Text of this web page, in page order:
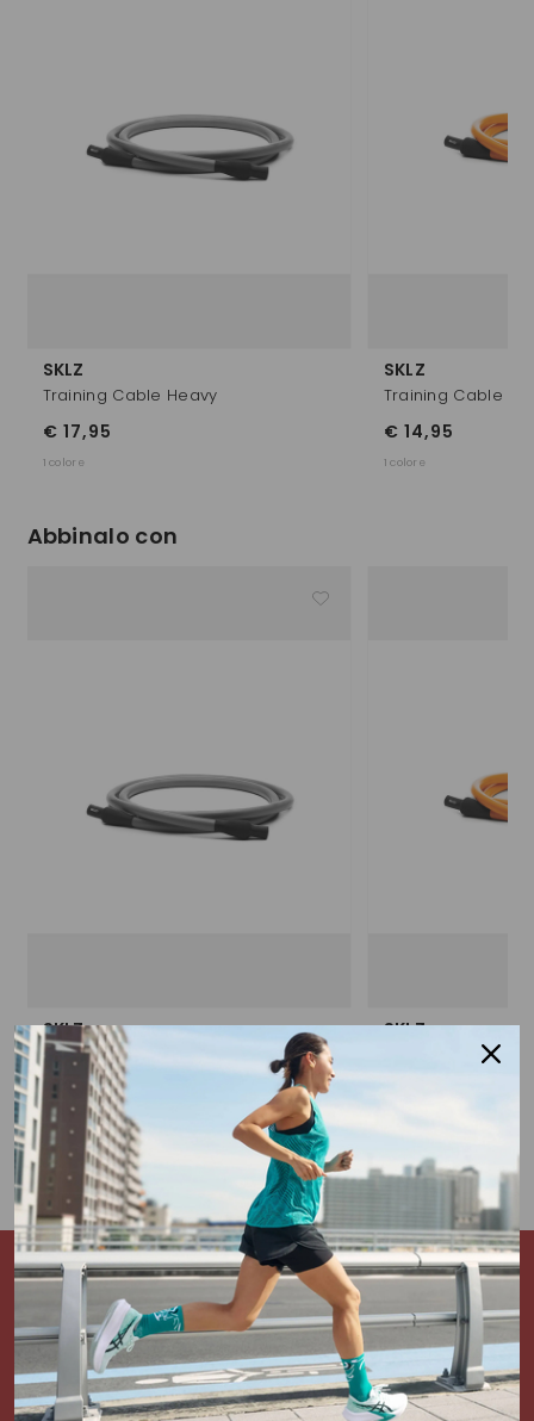
SKLZ
Training Cable Heavy
€ 17,95
1 colore
SKLZ
Training Cable
€ 14,95
1 colore
Abbinalo con
SKLZ
Training Cable Heavy
€ 17,95
1 colore
SKLZ
Training Cable
Iscriviti alla Newsletter e ricevi
subito unosconto del 5%*